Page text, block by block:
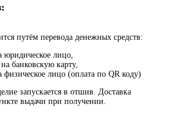
путём перевода денежных средств:
юридическое лицо,
банковскую карту,
физическое лицо (оплата по QR коду)
запускается в отшив. Доставка
выдачи при получении.